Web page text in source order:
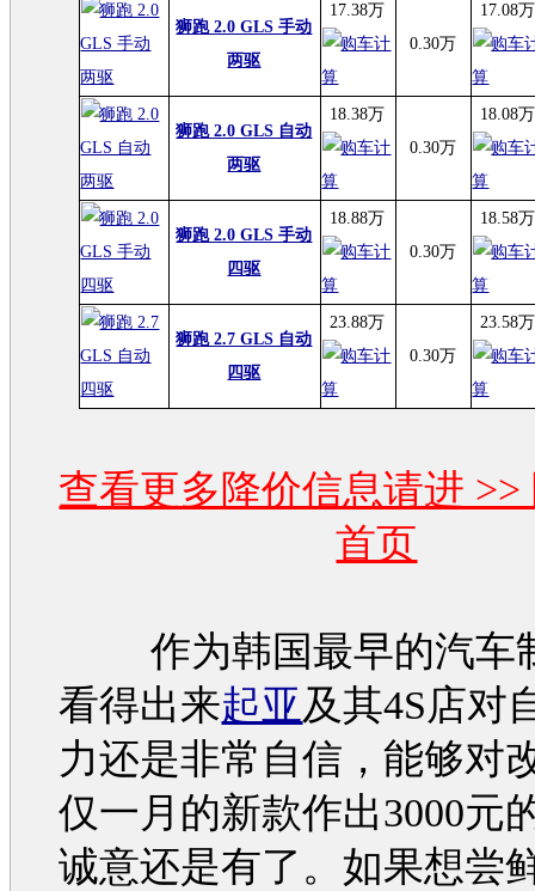
狮跑 2.0 GLS 手动
两驱
17.38万
0.30万
17.08万
狮跑 2.0 GLS 自动
两驱
18.38万
0.30万
18.08万
狮跑 2.0 GLS 手动
四驱
18.88万
0.30万
18.58万
狮跑 2.7 GLS 自动
四驱
23.88万
0.30万
23.58万
查看更多降价信息请进 >>
首页
作为韩国最早的汽车
看得出来起亚及其4S店对
力还是非常自信，能够对
仅一月的新款作出3000元
诚意还是有了。如果想尝